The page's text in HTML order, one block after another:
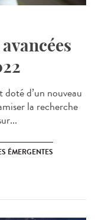
doté d’un nouveau
la recherche
ÉMERGENTES